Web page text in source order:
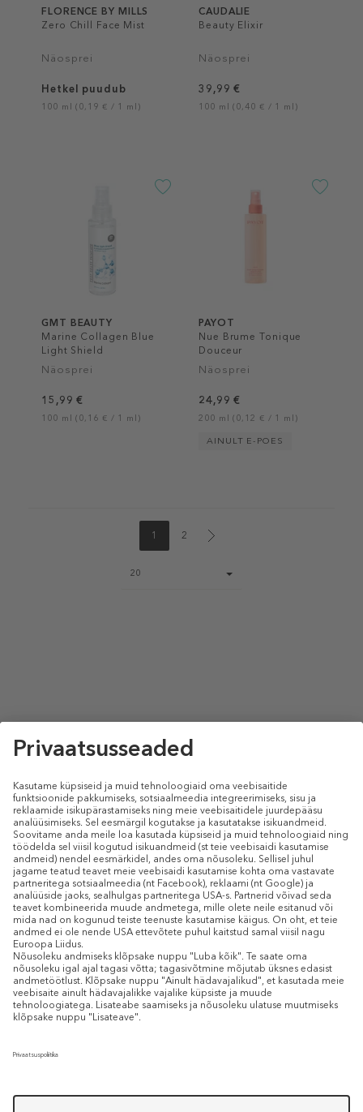
FLORENCE BY MILLS
Zero Chill Face Mist
Näosprei
Hetkel puudub
100 ml (0,19 € / 1 ml)
CAUDALIE
Beauty Elixir
Näosprei
39,99 €
100 ml (0,40 € / 1 ml)
GMT BEAUTY
Marine Collagen Blue
Light Shield
Näosprei
15,99 €
100 ml (0,16 € / 1 ml)
PAYOT
Nue Brume Tonique
Douceur
Näosprei
24,99 €
200 ml (0,12 € / 1 ml)
AINULT E-POES
1 2
size
20